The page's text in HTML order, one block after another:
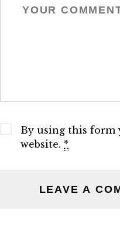
By using this form
website. *